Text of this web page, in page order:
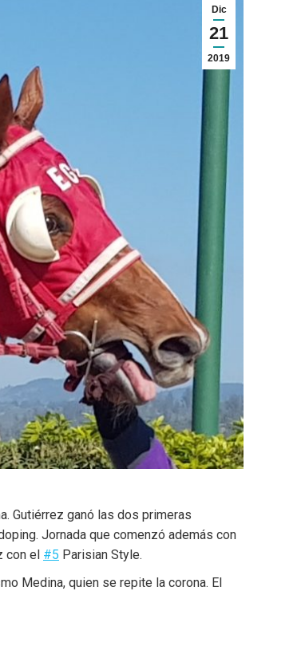
Dic
21
2019
Gutiérrez ganó las dos primeras
Jornada que comenzó además con
con el #5 Parisian Style.
Medina, quien se repite la corona. El